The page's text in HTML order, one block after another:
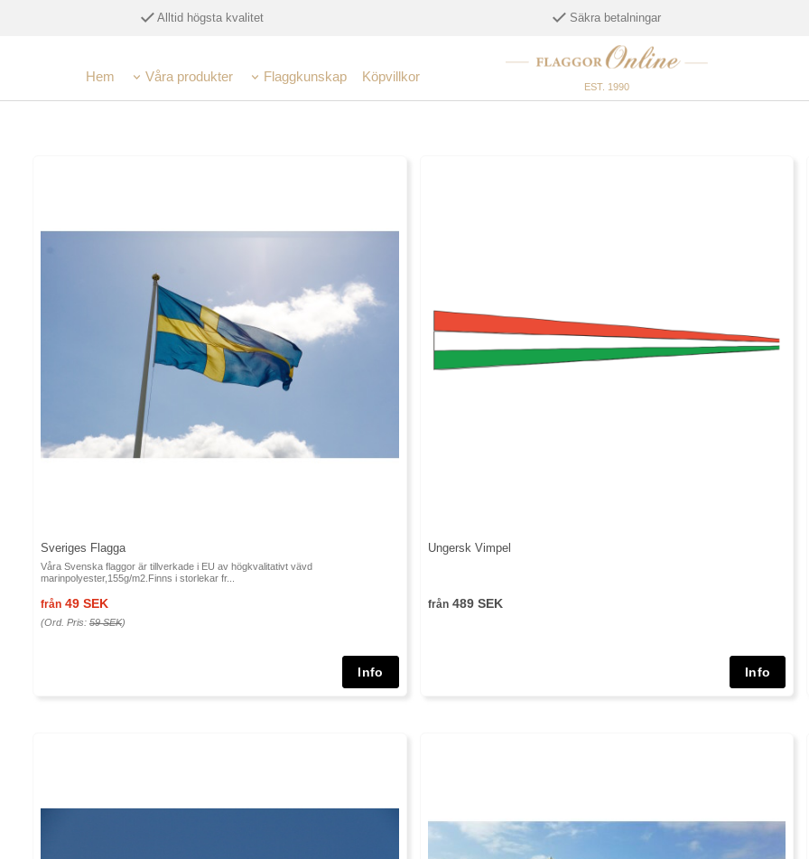
Alltid högsta kvalitet Säkra betalningar
Hem Våra produkter Flaggkunskap Köpvillkor
EST. 1990
Sveriges Flagga
Våra Svenska flaggor är tillverkade i EU av högkvalitativt vävd
marinpolyester,155g/m2.Finns i storlekar fr...
från 49 SEK
(Ord. Pris: 59 SEK)
Ungersk Vimpel
från489 SEK